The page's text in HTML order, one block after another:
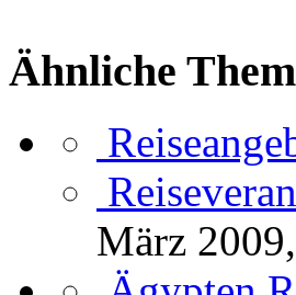
Ähnliche
März